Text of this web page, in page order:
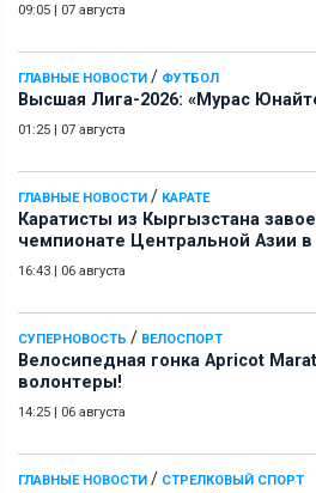
09:05 | 07 августа
ГЛАВНЫЕ НОВОСТИ / ФУТБОЛ
Высшая Лига-2026: «Мурас
01:25 | 07 августа
ГЛАВНЫЕ НОВОСТИ / КАРАТЕ
Каратисты из Кыргызстана
чемпионате Центральной Азии в
16:43 | 06 августа
СУПЕРНОВОСТЬ / ВЕЛОСПОРТ
Велосипедная гонка Apricot
волонтеры!
14:25 | 06 августа
ГЛАВНЫЕ НОВОСТИ / СТРЕЛКОВЫЙ СПОРТ